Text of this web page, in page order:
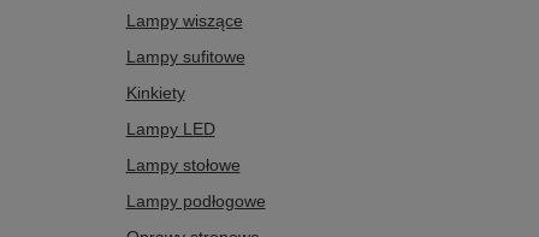
Lampy wiszące
Lampy sufitowe
Kinkiety
Lampy LED
Lampy stołowe
Lampy podłogowe